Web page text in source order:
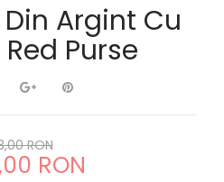
Argint Cu
Purse
RON
RON